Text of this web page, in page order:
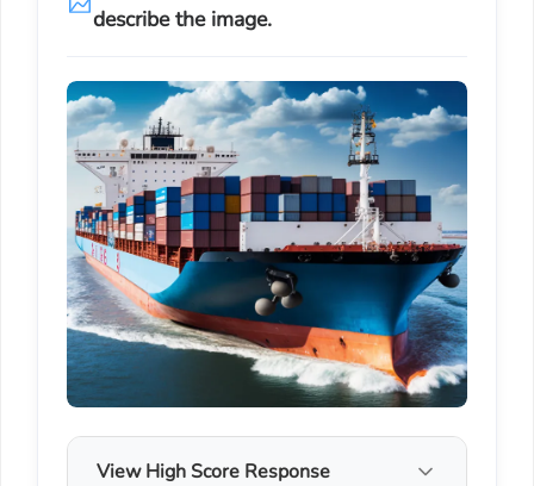
describe the image.
View High Score Response